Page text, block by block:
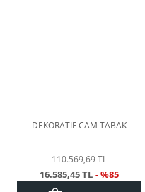
DEKORATİF CAM TABAK
110.569,69 TL
16.585,45 TL - %85